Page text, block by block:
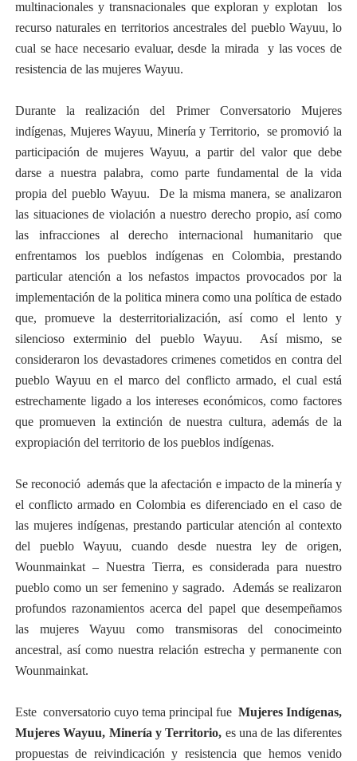
multinacionales y transnacionales que exploran y explotan los
recurso naturales en territorios ancestrales del pueblo Wayuu, lo
cual se hace necesario evaluar, desde la mirada y las voces de
resistencia de las mujeres Wayuu.
Durante la realización del Primer Conversatorio Mujeres
indígenas, Mujeres Wayuu, Minería y Territorio, se promovió la
participación de mujeres Wayuu, a partir del valor que debe
darse a nuestra palabra, como parte fundamental de la vida
propia del pueblo Wayuu. De la misma manera, se analizaron
las situaciones de violación a nuestro derecho propio, así como
las infracciones al derecho internacional humanitario que
enfrentamos los pueblos indígenas en Colombia, prestando
particular atención a los nefastos impactos provocados por la
implementación de la politica minera como una política de estado
que, promueve la desterritorialización, así como el lento y
silencioso exterminio del pueblo Wayuu. Así mismo, se
consideraron los devastadores crimenes cometidos en contra del
pueblo Wayuu en el marco del conflicto armado, el cual está
estrechamente ligado a los intereses económicos, como factores
que promueven la extinción de nuestra cultura, además de la
expropiación del territorio de los pueblos indígenas.
Se reconoció además que la afectación e impacto de la minería y
el conflicto armado en Colombia es diferenciado en el caso de
las mujeres indígenas, prestando particular atención al contexto
del pueblo Wayuu, cuando desde nuestra ley de origen,
Wounmainkat – Nuestra Tierra, es considerada para nuestro
pueblo como un ser femenino y sagrado. Además se realizaron
profundos razonamientos acerca del papel que desempeñamos
las mujeres Wayuu como transmisoras del conocimeinto
ancestral, así como nuestra relación estrecha y permanente con
Wounmainkat.
Este conversatorio cuyo tema principal fue Mujeres Indígenas,
Mujeres Wayuu, Minería y Territorio, es una de las diferentes
propuestas de reivindicación y resistencia que hemos venido